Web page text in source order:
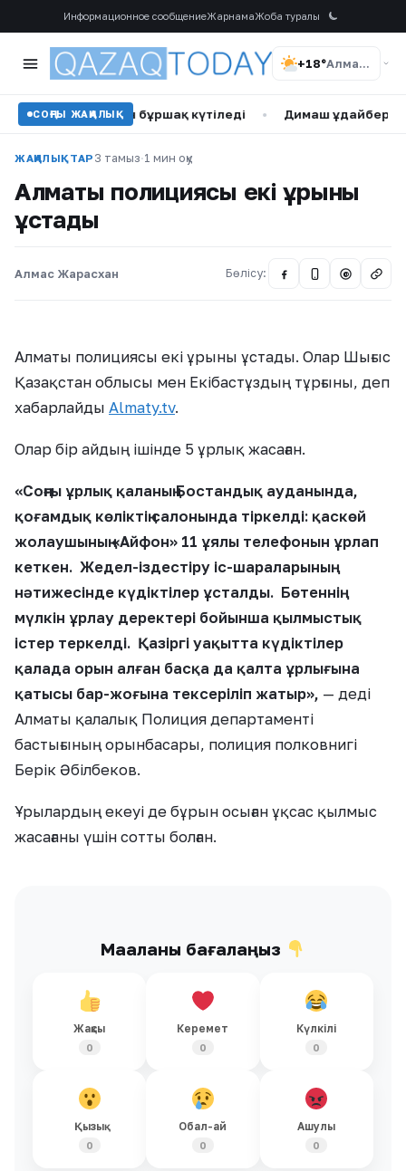
Информационное сообщениеЖарнамаЖоба туралы
+18° Алматы
СОҢҒЫ ЖАҢАЛЫҚ
мен бұршақ күтіледі • Димаш Құдайберген
ЖАҢАЛЫҚТАР 3 тамыз·1 мин оқу
Алматы полициясы екі ұрыны
ұстады
Алмас Жарасхан Бөлісу: @
Алматы полициясы екі ұрыны ұстады. Олар Шығыс
Қазақстан облысы мен Екібастұздың тұрғыны, деп
хабарлайды Almaty.tv.
Олар бір айдың ішінде 5 ұрлық жасаған.
«Соңғы ұрлық қаланың Бостандық ауданында,
қоғамдық көліктің салонында тіркелді: қаскөй
жолаушының «Айфон» 11 ұялы телефонын ұрлап
кеткен. Жедел-іздестіру іс-шараларының
нәтижесінде күдіктілер ұсталды. Бөтеннің
мүлкін ұрлау деректері бойынша қылмыстық
істер теркелді. Қазіргі уақытта күдіктілер
қалада орын алған басқа да қалта ұрлығына
қатысы бар-жоғына тексеріліп жатыр», — деді
Алматы қалалық Полиция департаменті
бастығының орынбасары, полиция полковнигі
Берік Әбілбеков.
Ұрылардың екеуі де бұрын осыған ұқсас қылмыс
жасағаны үшін сотты болған.
Мақаланы бағалаңыз
Жақсы
0
Керемет
0
Күлкілі
0
Қызық
0
Обал-ай
0
Ашулы
0